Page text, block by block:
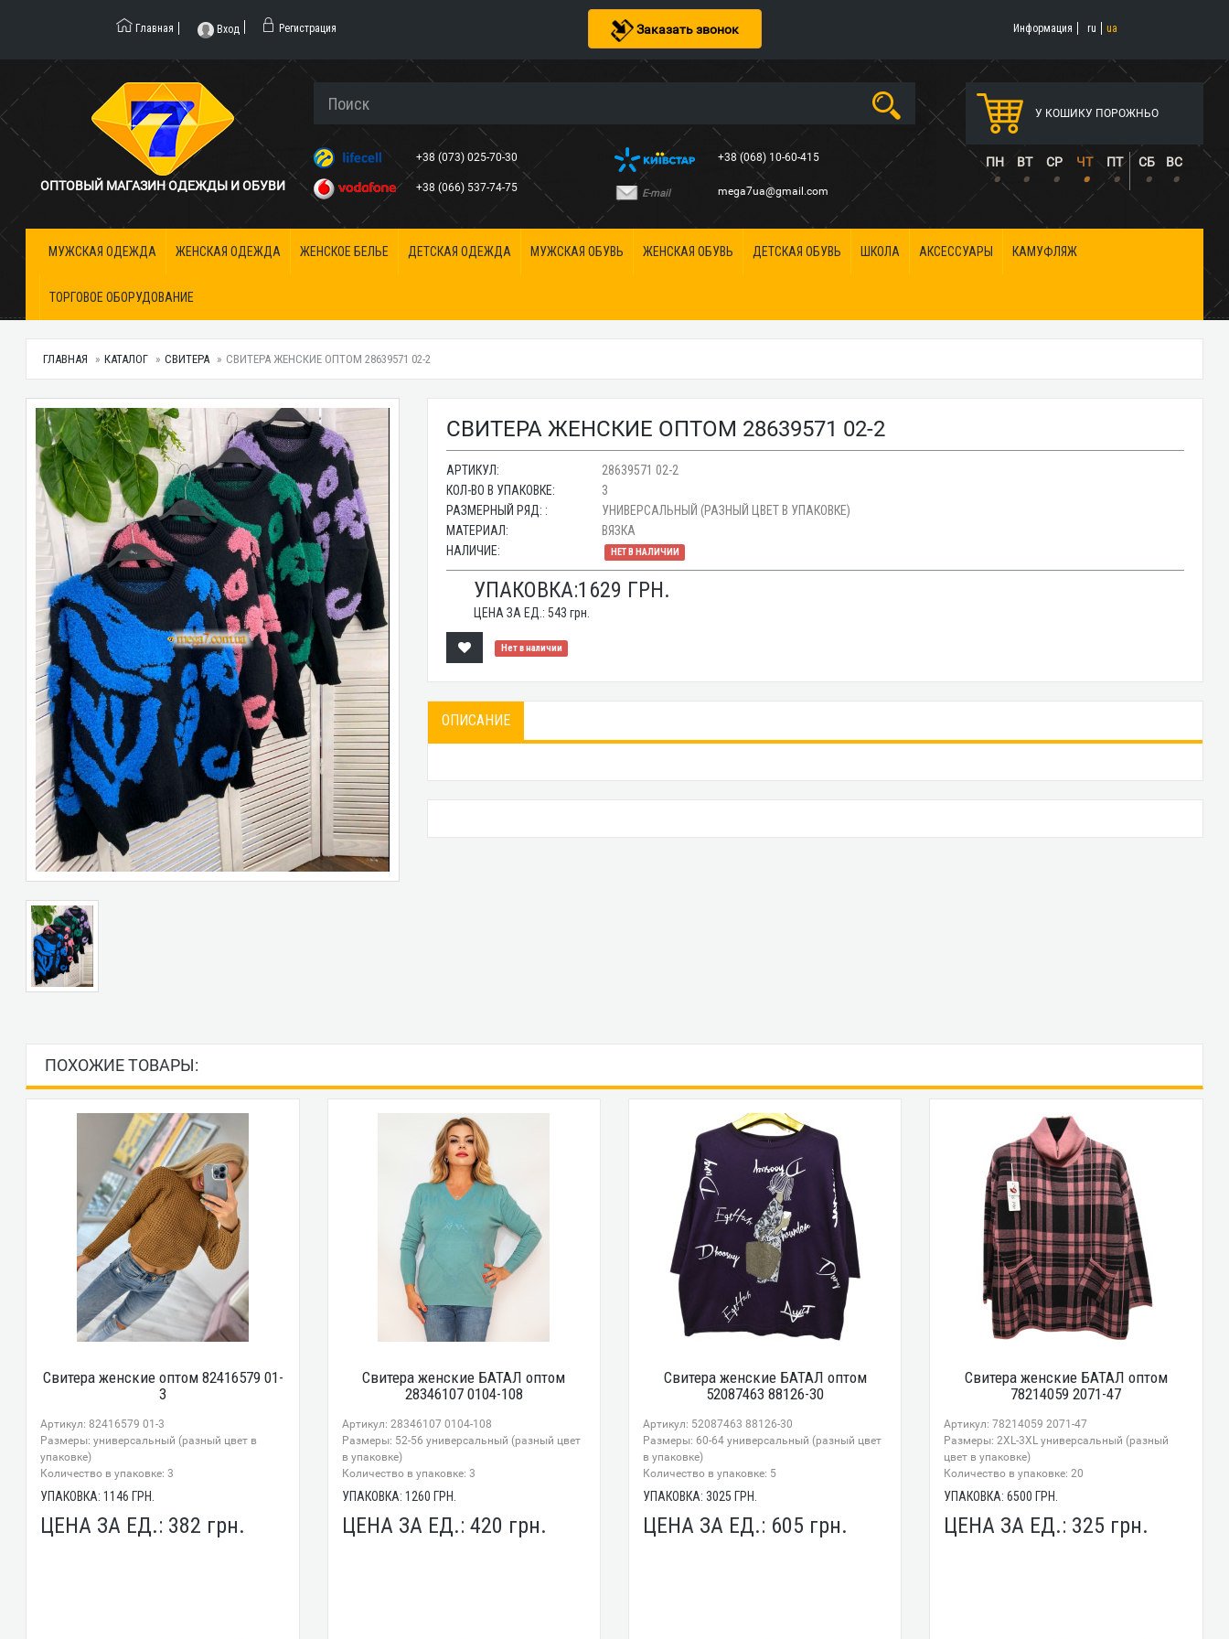
Заказать звонок
Главная Вход Регистрация Информация ru ua
ОПТОВЫЙ МАГАЗИН ОДЕЖДЫ И ОБУВИ
+38 (073) 025-70-30
+38 (066) 537-74-75
+38 (068) 10-60-415
E-mail mega7ua@gmail.com
У КОШИКУ ПОРОЖНЬО
ПН ВТ СР ЧТ ПТ СБ ВС
• • • • • • •
МУЖСКАЯ ОДЕЖДА ЖЕНСКАЯ ОДЕЖДА ЖЕНСКОЕ БЕЛЬЕ ДЕТСКАЯ ОДЕЖДА МУЖСКАЯ ОБУВЬ ЖЕНСКАЯ ОБУВЬ ДЕТСКАЯ ОБУВЬ ШКОЛА АКСЕССУАРЫ КАМУФЛЯЖ
ТОРГОВОЕ ОБОРУДОВАНИЕ
ГЛАВНАЯ КАТАЛОГ СВИТЕРА СВИТЕРА ЖЕНСКИЕ ОПТОМ 28639571 02-2
СВИТЕРА ЖЕНСКИЕ ОПТОМ 28639571 02-2
АРТИКУЛ:
28639571 02-2
КОЛ-ВО В УПАКОВКЕ:
3
РАЗМЕРНЫЙ РЯД: :
УНИВЕРСАЛЬНЫЙ (РАЗНЫЙ ЦВЕТ В УПАКОВКЕ)
МАТЕРИАЛ:
ВЯЗКА
НАЛИЧИЕ:
НЕТ В НАЛИЧИИ
УПАКОВКА:1629 ГРН.
ЦЕНА ЗА ЕД.:543 грн.
Нет в наличии
ОПИСАНИЕ
ПОХОЖИЕ ТОВАРЫ:
Свитера женские оптом 82416579 01-
3
Артикул: 82416579 01-3
Размеры: универсальный (разный цвет в
упаковке)
Количество в упаковке: 3
УПАКОВКА:1146 ГРН.
ЦЕНА ЗА ЕД.: 382 грн.
Свитера женские БАТАЛ оптом
28346107 0104-108
Артикул: 28346107 0104-108
Размеры: 52-56 универсальный (разный цвет
в упаковке)
Количество в упаковке: 3
УПАКОВКА: 1260 ГРН.
ЦЕНА ЗА ЕД.: 420 грн.
Свитера женские БАТАЛ оптом
52087463 88126-30
Артикул: 52087463 88126-30
Размеры: 60-64 универсальный (разный цвет
в упаковке)
Количество в упаковке: 5
УПАКОВКА: 3025 ГРН.
ЦЕНА ЗА ЕД.: 605 грн.
Свитера женские БАТАЛ оптом
78214059 2071-47
Артикул: 78214059 2071-47
Размеры: 2XL-3XL универсальный (разный
цвет в упаковке)
Количество в упаковке: 20
УПАКОВКА:6500 ГРН.
ЦЕНА ЗА ЕД.: 325 грн.